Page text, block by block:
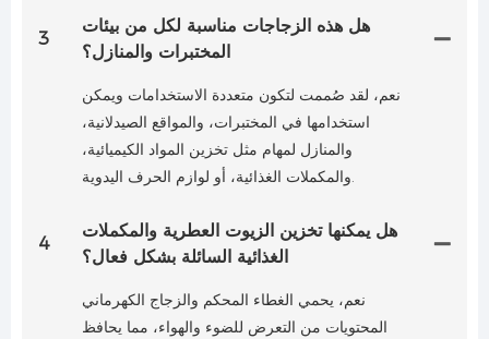
3
هل هذه الزجاجات مناسبة لكل من بيئات
المختبرات والمنازل؟
نعم، لقد صُممت لتكون متعددة الاستخدامات ويمكن
استخدامها في المختبرات، والمواقع الصيدلانية،
والمنازل لمهام مثل تخزين المواد الكيميائية،
والمكملات الغذائية، أو لوازم الحرف اليدوية.
4
هل يمكنها تخزين الزيوت العطرية والمكملات
الغذائية السائلة بشكل فعال؟
نعم، يحمي الغطاء المحكم والزجاج الكهرماني
المحتويات من التعرض للضوء والهواء، مما يحافظ